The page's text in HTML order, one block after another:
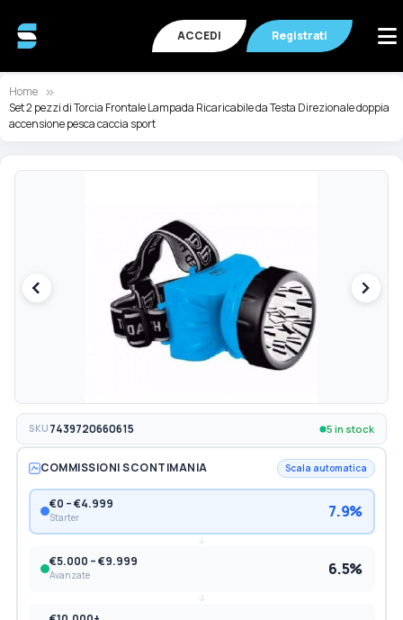
ACCEDI Registrati
Home
Set 2 pezzi di Torcia Frontale Lampada Ricaricabile da Testa Direzionale doppia
accensione pesca caccia sport
Vai
immagini
Vai
SKU 7439720660615 5 in stock
COMMISSIONI SCONTIMANIA Scala automatica
€0 – €4.999
Starter 7.9%
€5.000 – €9.999
Avanzate 6.5%